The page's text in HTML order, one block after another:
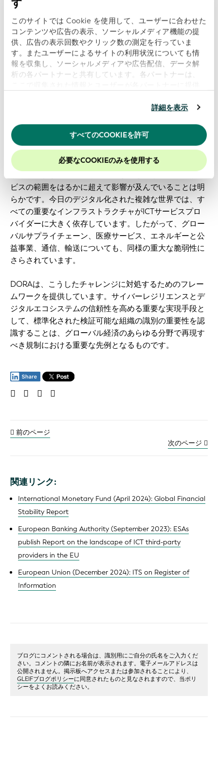
す
このサイトでは Cookie を使用して、ユーザーに合わせた
コンテンツや広告の表示、ソーシャルメディア機能の提
供、広告の表示回数やクリック数の測定を行っていま
す。またユーザーによるサイトの利用状況についても情
報を収集し、ソーシャルメディアや広告配信、データ解
析の各パートナーと共有しています。各パートナーは、
用したときに収集した他の情報を組み合わせて使用する
ッキーに同意したことになります。
当社のウェブサイトでのエクスペリエンスを向上させる
ために、Cookieを有効にしておくことをお勧めします。
詳細を表示
すべてのCOOKIEを許可
必要なCOOKIEのみを使用する
デューデリジェンス、コンプライアンス、インシデン
ト報告を効率化:正確なLEIベースの識別により、報告
エラーが最小限に抑えられ、データ品質が向上し、よ
り信頼性の高いコンプライアンスのための提出が可能
になります。ICT関連のインシデントが発生した場合
に、LEIにより関係者全員が明確で標準化された参照
情報を得ることができます。これにより、インシデン
トの報告が簡素化され、一貫性が確保され、迅速な解
決のための作業が可能になります。
回復力の高いデジタル経済の構築
サイバー攻撃の迅速化と高度化が進むことで、金融サー
ビスの範囲をはるかに超えて影響が及んでいることは明
らかです。今日のデジタル化された複雑な世界では、す
べての重要なインフラストラクチャがICTサービスプロ
バイダーに大きく依存しています。したがって、グロー
バルサプライチェーン、医療サービス、エネルギーと公
益事業、通信、輸送についても、同様の重大な脆弱性に
さらされています。
DORAは、こうしたチャレンジに対処するためのフレー
ムワークを提供しています。サイバーレジリエンスとデ
ジタルエコシステムの信頼性を高める重要な実現手段と
して、標準化された検証可能な組織の識別の重要性を認
識することは、グローバル経済のあらゆる分野で再現す
べき規制における重要な先例となるものです。
前のページ
次のページ
関連リンク:
International Monetary Fund (April 2024): Global Financial
Stability Report
European Banking Authority (September 2023): ESAs
publish Report on the landscape of ICT third-party
providers in the EU
European Union (December 2024): ITS on Register of
Information
ブログにコメントされる場合は、識別用にご自分の氏名をご入力くだ
さい。コメントの隣にお名前が表示されます。電子メールアドレスは
公開されません。掲示板へアクセスまたは参加されることにより、
GLEIFブログポリシーに同意されたものと見なされますので、当ポリ
シーをよくお読みください。